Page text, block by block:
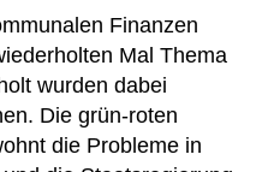
Finanzen
Mal Thema
wurden dabei
Die grün-roten
die Probleme in